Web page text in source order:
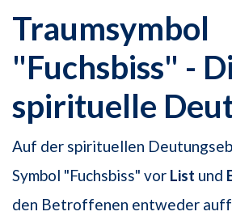
Traumsymbol
"Fuchsbiss" -
spirituelle
Auf der spirituellen
Symbol "Fuchsbiss" vor List und
den Betroffenen entweder